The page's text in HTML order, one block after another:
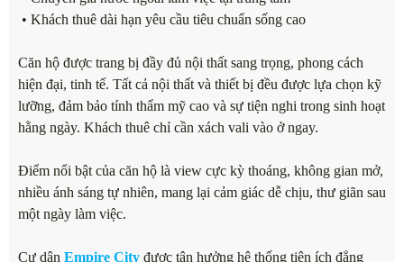
• Khách thuê dài hạn yêu cầu tiêu chuẩn sống cao
Căn hộ được trang bị đầy đủ nội thất sang trọng, phong cách
hiện đại, tinh tế. Tất cả nội thất và thiết bị đều được lựa chọn kỹ
lưỡng, đảm bảo tính thẩm mỹ cao và sự tiện nghi trong sinh hoạt
hằng ngày. Khách thuê chỉ cần xách vali vào ở ngay.
Điểm nổi bật của căn hộ là view cực kỳ thoáng, không gian mở,
nhiều ánh sáng tự nhiên, mang lại cảm giác dễ chịu, thư giãn sau
một ngày làm việc.
Cư dân Empire City được tận hưởng hệ thống tiện ích đẳng